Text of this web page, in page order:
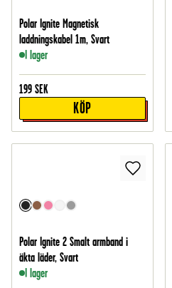
Polar Ignite Magnetisk
laddningskabel 1m, Svart
I lager
199 SEK
KÖP
Polar Ignite 2 Smalt armband i
äkta läder, Svart
I lager